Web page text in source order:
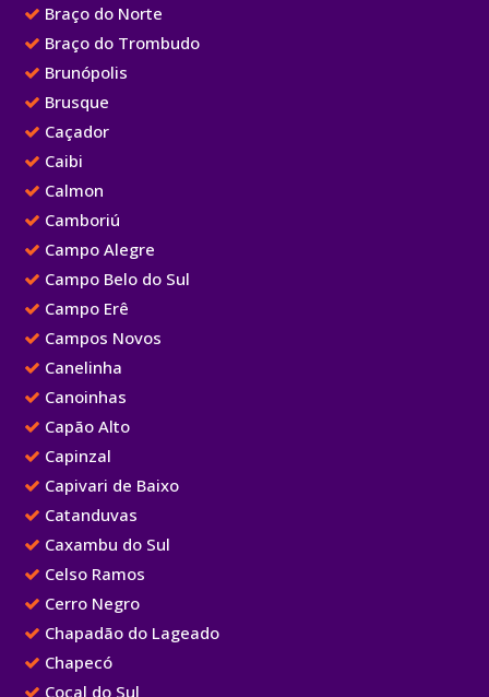
Braço do Norte
Braço do Trombudo
Brunópolis
Brusque
Caçador
Caibi
Calmon
Camboriú
Campo Alegre
Campo Belo do Sul
Campo Erê
Campos Novos
Canelinha
Canoinhas
Capão Alto
Capinzal
Capivari de Baixo
Catanduvas
Caxambu do Sul
Celso Ramos
Cerro Negro
Chapadão do Lageado
Chapecó
Cocal do Sul